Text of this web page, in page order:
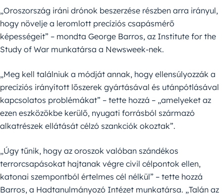
„Oroszország iráni drónok beszerzése részben arra irányul,
hogy növelje a leromlott precíziós csapásmérő
képességeit” – mondta George Barros, az Institute for the
Study of War munkatársa a Newsweek-nek.
„Meg kell találniuk a módját annak, hogy ellensúlyozzák a
precíziós irányított lőszerek gyártásával és utánpótlásával
kapcsolatos problémákat” – tette hozzá – „amelyeket az
ezen eszközökbe kerülő, nyugati forrásból származó
alkatrészek ellátását célzó szankciók okoztak”.
„Úgy tűnik, hogy az oroszok valóban szándékos
terrorcsapásokat hajtanak végre civil célpontok ellen,
katonai szempontból értelmes cél nélkül” – tette hozzá
Barros, a Hadtanulmányozó Intézet munkatársa. „Talán az